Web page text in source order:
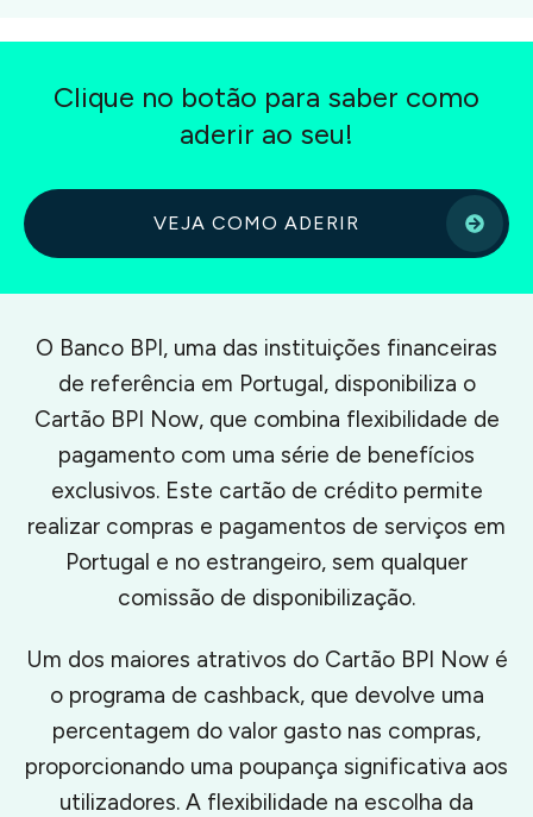
Clique no botão para saber como
aderir ao seu!
VEJA COMO ADERIR
O Banco BPI, uma das instituições financeiras
de referência em Portugal, disponibiliza o
Cartão BPI Now, que combina flexibilidade de
pagamento com uma série de benefícios
exclusivos. Este cartão de crédito permite
realizar compras e pagamentos de serviços em
Portugal e no estrangeiro, sem qualquer
comissão de disponibilização.
Um dos maiores atrativos do Cartão BPI Now é
o programa de cashback, que devolve uma
percentagem do valor gasto nas compras,
proporcionando uma poupança significativa aos
utilizadores. A flexibilidade na escolha da